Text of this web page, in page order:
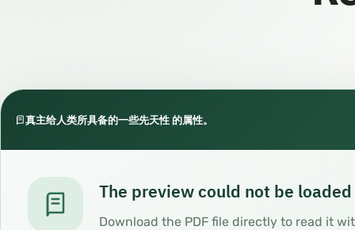
真主给人类所具备的一些先天性 的属性。
The preview could not be loaded
Download the PDF file directly to read it